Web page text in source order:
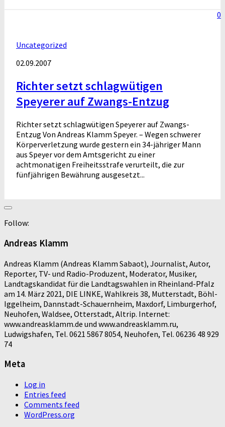
0
Uncategorized
02.09.2007
Richter setzt schlagwütigen
Speyerer auf Zwangs-Entzug
Richter setzt schlagwütigen Speyerer auf Zwangs-
Entzug Von Andreas Klamm Speyer. – Wegen schwerer
Körperverletzung wurde gestern ein 34-jähriger Mann
aus Speyer vor dem Amtsgericht zu einer
achtmonatigen Freiheitsstrafe verurteilt, die zur
fünfjährigen Bewährung ausgesetzt...
Follow:
Andreas Klamm
Andreas Klamm (Andreas Klamm Sabaot), Journalist, Autor,
Reporter, TV- und Radio-Produzent, Moderator, Musiker,
Landtagskandidat für die Landtagswahlen in Rheinland-Pfalz
am 14. März 2021, DIE LINKE, Wahlkreis 38, Mutterstadt, Böhl-
Iggelheim, Dannstadt-Schauernheim, Maxdorf, Limburgerhof,
Neuhofen, Waldsee, Otterstadt, Altrip. Internet:
www.andreasklamm.de und www.andreasklamm.ru,
Ludwigshafen, Tel. 0621 5867 8054, Neuhofen, Tel. 06236 48 929
74
Meta
Log in
Entries feed
Comments feed
WordPress.org